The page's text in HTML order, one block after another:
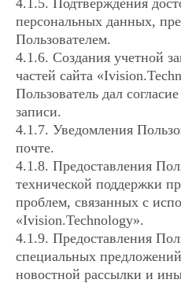
персональных данных,
Пользователем.
4.1.6. Создания учетной
частей сайта
Пользователь дал
записи.
4.1.7. Уведомления
почте.
4.1.8. Предоставления
технической поддержки
проблем, связанных с
«Ivision.Technology».
4.1.9. Предоставления
специальных
новостной рассылки и